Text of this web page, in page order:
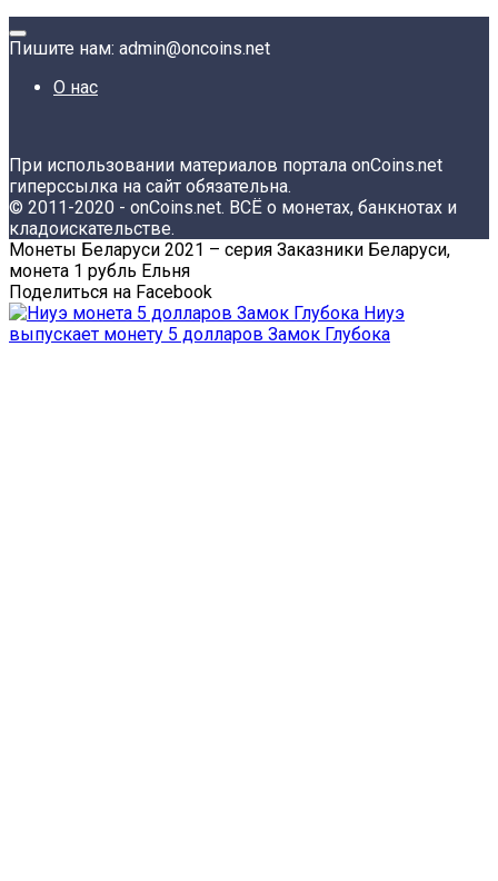
Пишите нам: admin@oncoins.net
О нас
При использовании материалов портала onCoins.net
гиперссылка на сайт обязательна.
© 2011-2020 - onCoins.net. ВСЁ о монетах, банкнотах и
кладоискательстве.
Монеты Беларуси 2021 – серия Заказники Беларуси,
монета 1 рубль Ельня
Поделиться на Facebook
Ниуэ
выпускает монету 5 долларов Замок Глубока